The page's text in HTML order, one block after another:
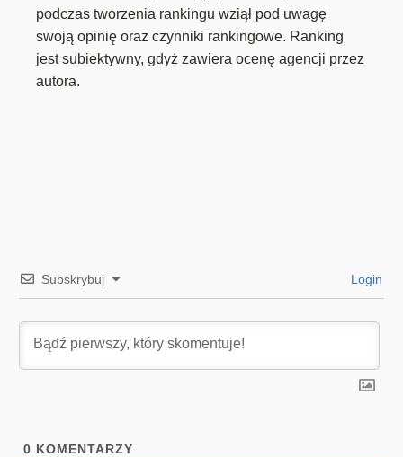
podczas tworzenia rankingu wziął pod uwagę
swoją opinię oraz czynniki rankingowe. Ranking
jest subiektywny, gdyż zawiera ocenę agencji przez
autora.
Subskrybuj Login
0 KOMENTARZY